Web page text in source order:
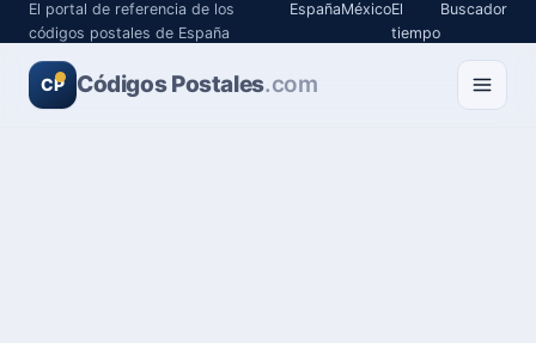
El portal de referencia de los
códigos postales de España
EspañaMéxicoEl
tiempo
Buscador
CP Códigos Postales.com